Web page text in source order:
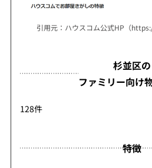
引用元：ハウスコム公式HP（
杉並区の
ファミリー向け
128件
特徴